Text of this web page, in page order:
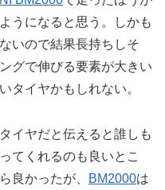
うになると思う。しかも
いので結果長持ちしそ
グで伸びる要素が大きい
タイヤかもしれない。
イヤだと伝えると誰しも
てくれるのも良いとこ
良かったが、
BM2000は